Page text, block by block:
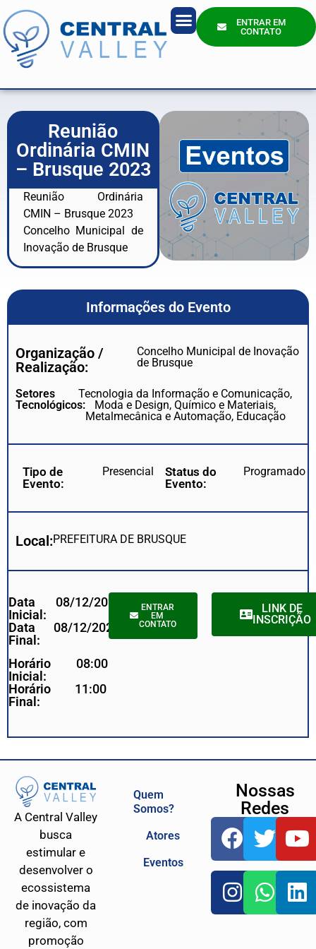
ENTRAR EM
CONTATO
Reunião
Ordinária CMIN
– Brusque 2023
Reunião Ordinária
CMIN – Brusque 2023
Concelho Municipal de
Inovação de Brusque
Informações do Evento
Organização /
Realização:
Concelho Municipal de Inovação
de Brusque
Setores
Tecnológicos:
Tecnologia da Informação e Comunicação,
Moda e Design, Químico e Materiais,
Metalmecânica e Automação, Educação
Tipo de
Evento:
Presencial
Status do
Evento:
Programado
Local:PREFEITURA DE BRUSQUE
Data
Inicial:
08/12/2023
Data
Final:
08/12/2023
Horário
Inicial:
08:00
Horário
Final:
11:00
ENTRAR
EM
CONTATO
LINK DE
INSCRIÇÃO
A Central Valley
busca
estimular e
desenvolver o
ecossistema
de inovação da
região, com
promoção
Quem
Somos?
Atores
Eventos
Nossas
Redes